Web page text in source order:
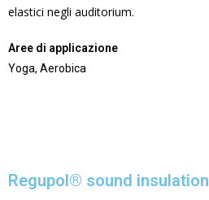
elastici negli auditorium.
Aree di applicazione
Yoga, Aerobica
Regupol® sound insulation